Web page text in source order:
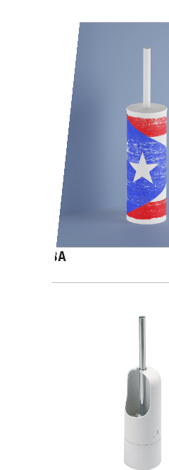
CUBA